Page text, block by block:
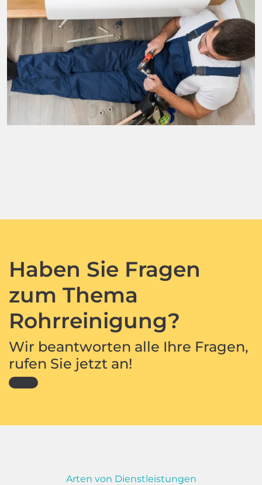
Haben Sie Fragen
zum Thema
Rohrreinigung?
Wir beantworten alle Ihre Fragen,
rufen Sie jetzt an!
Arten von Dienstleistungen